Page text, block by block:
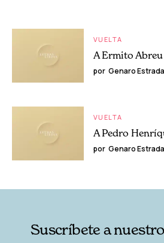
VUELTA
A Ermito Abreu
por Genaro Estrada
VUELTA
A Pedro
por Genaro Estrada
Suscríbete a